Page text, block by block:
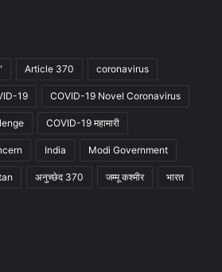
Article 370 coronavirus
19 COVID-19 Novel Coronavirus
COVID-19 महामारी
India Modi Government
अनुच्छेद 370 जम्मू कश्मीर भारत